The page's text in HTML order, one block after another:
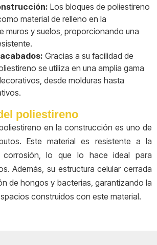
Los bloques de poliestireno
material de relleno en la
muros y suelos, proporcionando una
Gracias a su facilidad de
se utiliza en una amplia gama
desde molduras hasta
poliestireno
en la construcción es uno de
Este material es resistente a la
lo que lo hace ideal para
Además, su estructura celular cerrada
de hongos y bacterias, garantizando la
construidos con este material.